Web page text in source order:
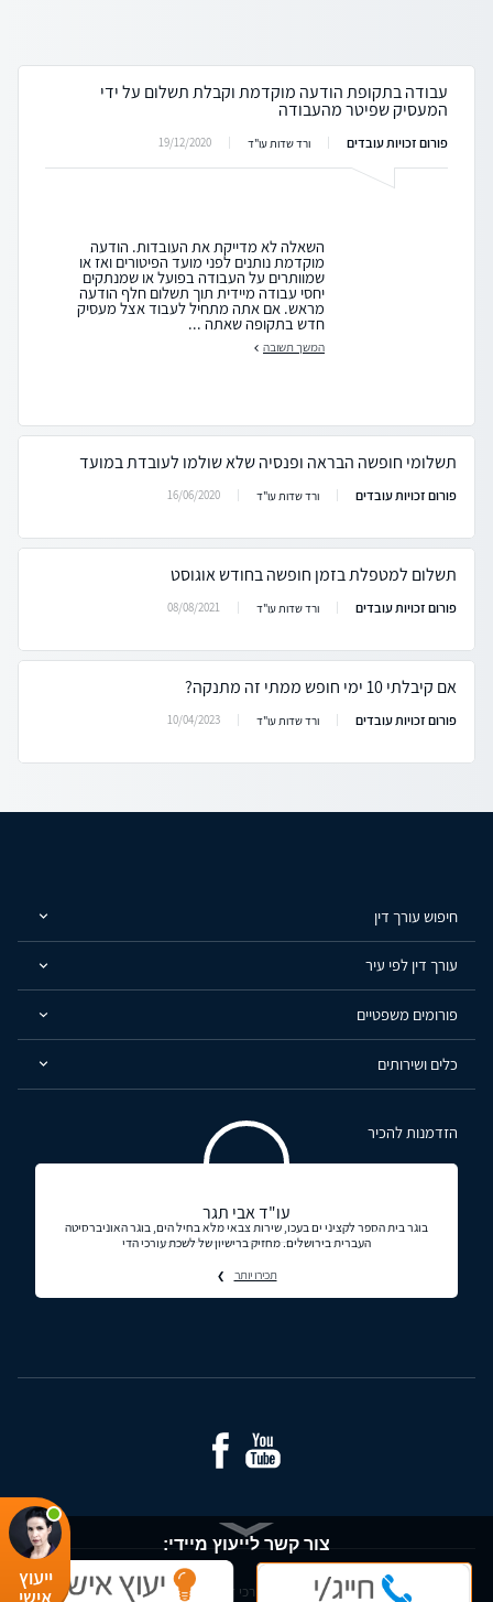
עבודה בתקופת הודעה מוקדמת וקבלת תשלום על ידי
המעסיק שפיטר מהעבודה
פורום זכויות עובדים ורד שדות עו"ד 19/12/2020
השאלה לא מדייקת את העובדות. הודעה
מוקדמת נותנים לפני מועד הפיטורים ואז או
שמוותרים על העבודה בפועל או שמנתקים
יחסי עבודה מיידית תוך תשלום חלף הודעה
מראש. אם אתה מתחיל לעבוד אצל מעסיק
חדש בתקופה שאתה ...
המשך תשובה
תשלומי חופשה הבראה ופנסיה שלא שולמו לעובדת במועד
פורום זכויות עובדים ורד שדות עו"ד 16/06/2020
תשלום למטפלת בזמן חופשה בחודש אוגוסט
פורום זכויות עובדים ורד שדות עו"ד 08/08/2021
אם קיבלתי 10 ימי חופש ממתי זה מתנקה?
פורום זכויות עובדים ורד שדות עו"ד 10/04/2023
ייעוץ
חיפוש עורך דין
עורך דין לפי עיר
פורומים משפטיים
כלים ושירותים
הזדמנות להכיר
עו"ד אבי תגר
בוגר בית הספר לקציני ים בעכו, שירות צבאי מלא בחיל הים, בוגר האוניברסיטה
העברית בירושלים. מחזיק ברישיון של לשכת עורכי הדי
תכירו יותר
© כל הזכויות שמורות - עורכי דין ומידע משפטי בישראל
צור קשר לייעוץ מיידי: